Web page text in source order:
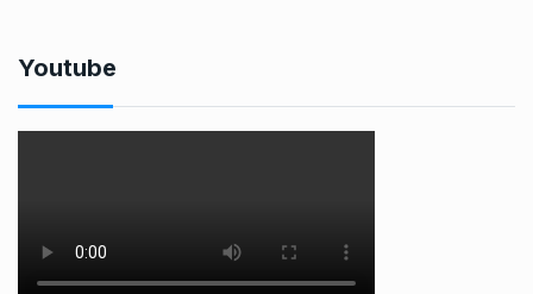
Youtube